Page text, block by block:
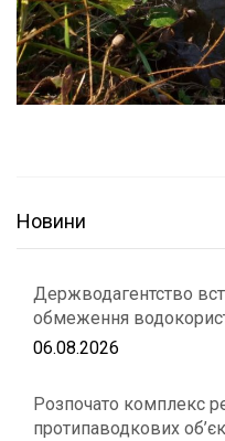
Новини
Держводагентство
обмеження
06.08.2026
Розпочато комплекс
протипаводкових